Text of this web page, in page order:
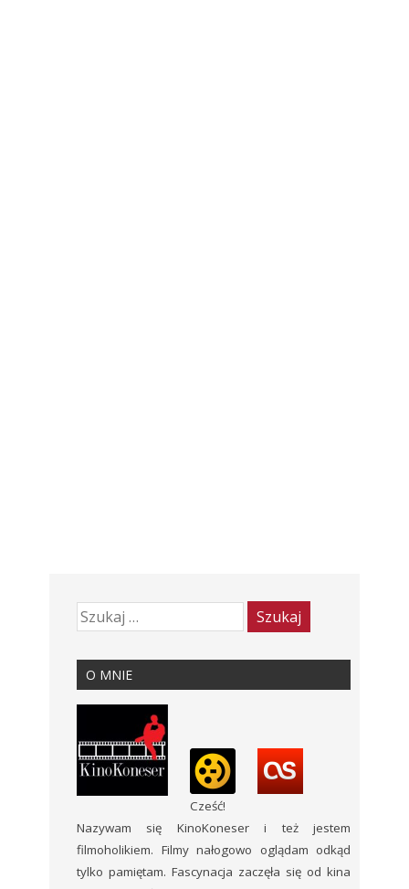
O MNIE
Cześć!
Nazywam się KinoKoneser i też jestem
filmoholikiem. Filmy nałogowo oglądam odkąd
tylko pamiętam. Fascynacja zaczęła się od kina